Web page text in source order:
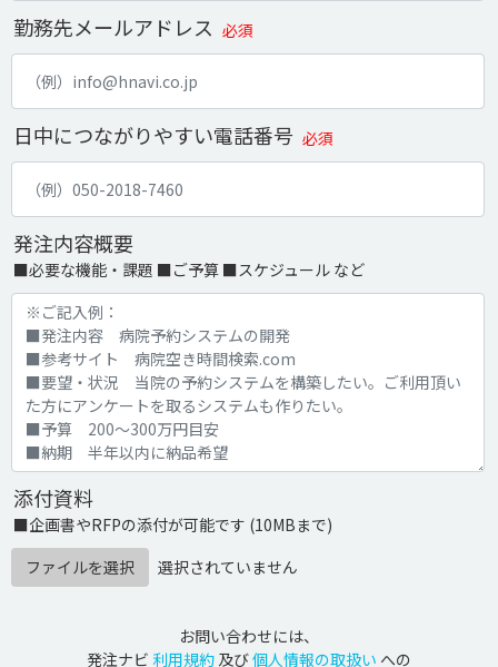
勤務先メールアドレス 必須
日中につながりやすい電話番号 必須
発注内容概要
■必要な機能・課題 ■ご予算 ■スケジュール など
添付資料
■企画書やRFPの添付が可能です (10MBまで)
ファイルを選択
選択されていません
お問い合わせには、
発注ナビ 利用規約 及び個人情報の取扱い への